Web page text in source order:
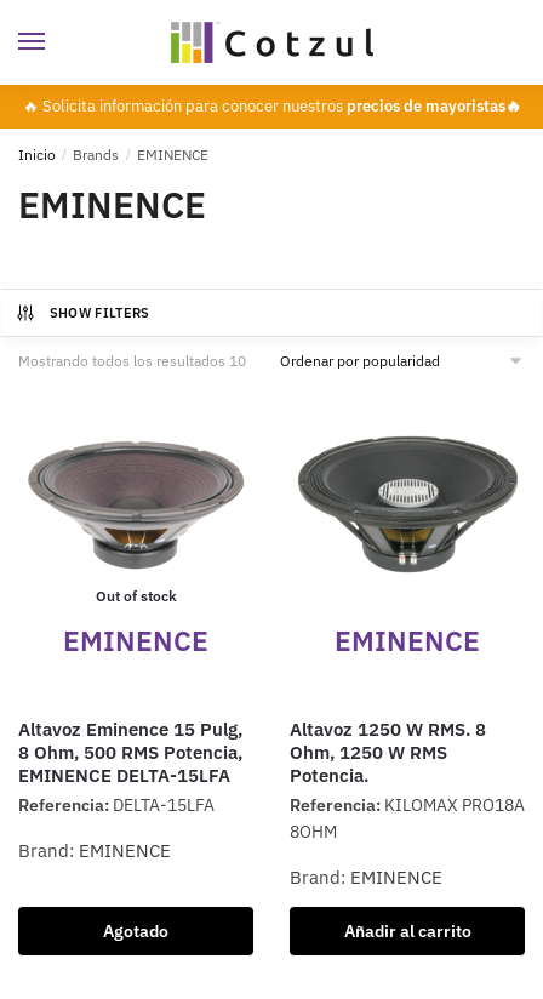
🔥 Solicita información para conocer nuestros precios de mayoristas🔥
Inicio / Brands / EMINENCE
EMINENCE
SHOW FILTERS
Mostrando todos los resultados 10
Out of stock
EMINENCE
Altavoz Eminence 15 Pulg,
8 Ohm, 500 RMS Potencia,
EMINENCE DELTA-15LFA
Referencia: DELTA-15LFA
Brand: EMINENCE
Agotado
EMINENCE
Altavoz 1250 W RMS. 8
Ohm, 1250 W RMS
Potencia.
Referencia: KILOMAX PRO18A
8OHM
Brand: EMINENCE
Añadir al carrito